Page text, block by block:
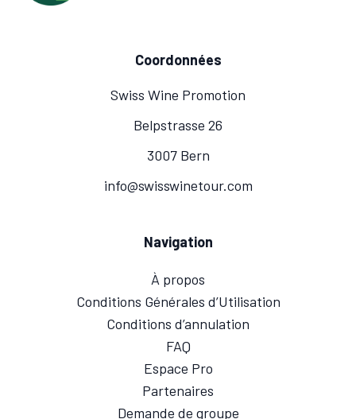
Coordonnées
Swiss Wine Promotion
Belpstrasse 26
3007 Bern
info@swisswinetour.com
Navigation
À propos
Conditions Générales d’Utilisation
Conditions d’annulation
FAQ
Espace Pro
Partenaires
Demande de groupe